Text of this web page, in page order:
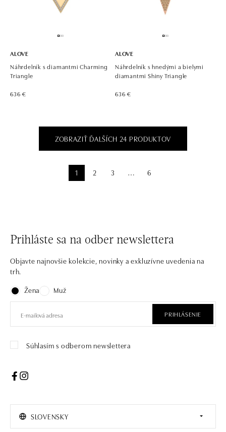
ALOVE
Náhrdelník s diamantmi Charming
Triangle
636 €
ALOVE
Náhrdelník s hnedými a bielymi
diamantmi Shiny Triangle
636 €
ZOBRAZIŤ ĎALŠÍCH 24 PRODUKTOV
1 2 3 ⋯ 6
Prihláste sa na odber newslettera
Objavte najnovšie kolekcie, novinky a exkluzívne uvedenia na
trh.
Žena
Muž
PRIHLÁSENIE
Súhlasím s odberom newslettera
SLOVENSKY